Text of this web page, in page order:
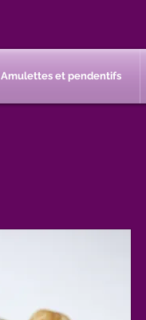
Amulettes et pendentifs